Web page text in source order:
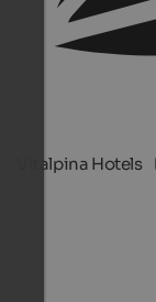
Vitalpina Hotels